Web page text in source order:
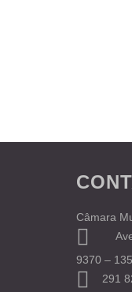
Câmara
9370 –
291